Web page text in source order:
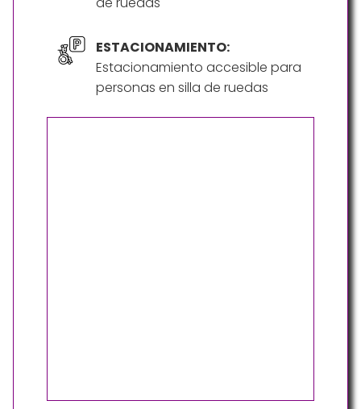
ESTACIONAMIENTO:
Estacionamiento accesible para
personas en silla de ruedas